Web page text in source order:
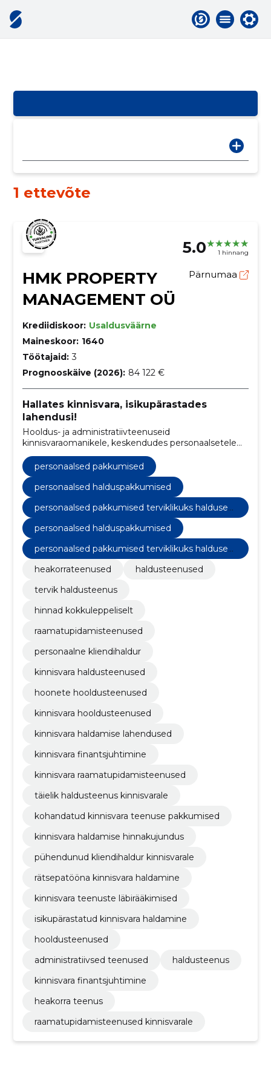
1 ettevõte
5.0 1 hinnang
HMK PROPERTY
MANAGEMENT OÜ
Pärnumaa
Krediidiskoor: Usaldusväärne
Maineskoor: 1640
Töötajaid: 3
Prognooskäive (2026): 84 122 €
Hallates kinnisvara, isikupärastades
lahendusi!
Hooldus- ja administratiivteenuseid
kinnisvaraomanikele, keskendudes personaalsetele
lahendustele ja klientide rahulolule.
personaalsed pakkumised
personaalsed halduspakkumised
personaalsed pakkumised terviklikuks haldusek
personaalsed halduspakkumised
personaalsed pakkumised terviklikuks haldusek
s
heakorrateenused
haldusteenused
tervik haldusteenus
hinnad kokkuleppeliselt
raamatupidamisteenused
personaalne kliendihaldur
kinnisvara haldusteenused
hoonete hooldusteenused
kinnisvara hooldusteenused
kinnisvara haldamise lahendused
kinnisvara finantsjuhtimine
kinnisvara raamatupidamisteenused
täielik haldusteenus kinnisvarale
kohandatud kinnisvara teenuse pakkumised
kinnisvara haldamise hinnakujundus
pühendunud kliendihaldur kinnisvarale
rätsepatööna kinnisvara haldamine
kinnisvara teenuste läbirääkimised
isikupärastatud kinnisvara haldamine
hooldusteenused
administratiivsed teenused
haldusteenus
kinnisvara finantsjuhtimine
heakorra teenus
raamatupidamisteenused kinnisvarale